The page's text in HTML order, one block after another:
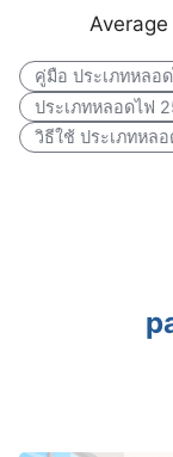
คู่มือ ประเภทหลอ
ประเภทหลอดไฟ
วิธีใช้ ประเภทหลอ